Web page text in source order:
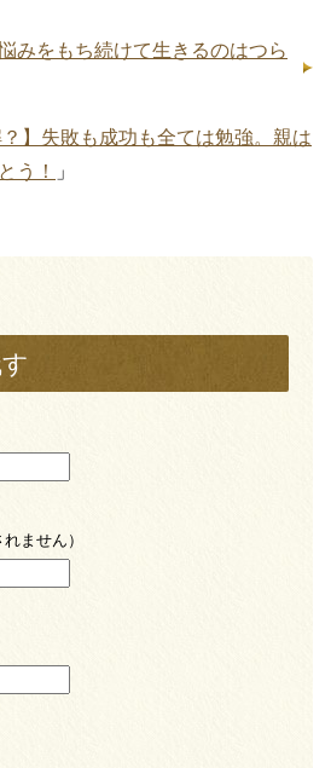
みをもち続けて生きるのはつら
？】失敗も成功も全ては勉強。親は
う！
」
ません）